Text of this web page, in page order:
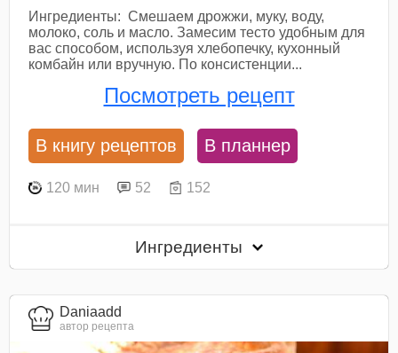
Ингредиенты: Смешаем дрожжи, муку, воду,
молоко, соль и масло. Замесим тесто удобным для
вас способом, используя хлебопечку, кухонный
комбайн или вручную. По консистенции...
Посмотреть рецепт
В книгу рецептов В планнер
120 мин 52 152
Ингредиенты
Daniaadd
автор рецепта